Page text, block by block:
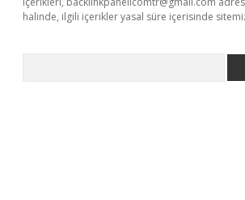
halinde, ilgili içerikler yasal süre içerisinde